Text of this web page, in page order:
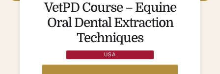
VetPD Course – Equine
Oral Dental Extraction
Techniques
USA